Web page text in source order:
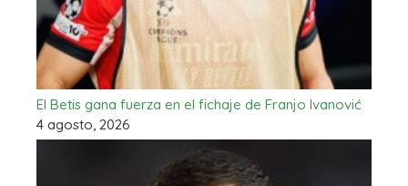
El Betis gana fuerza en el fichaje de Franjo Ivanović
4 agosto, 2026